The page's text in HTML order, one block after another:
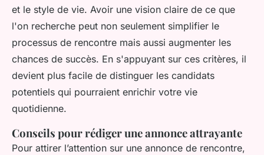
et le style de vie. Avoir une vision claire de ce que
l'on recherche peut non seulement simplifier le
processus de rencontre mais aussi augmenter les
chances de succès. En s'appuyant sur ces critères, il
devient plus facile de distinguer les candidats
potentiels qui pourraient enrichir votre vie
quotidienne.
Conseils pour rédiger une annonce attrayante
Pour attirer l’attention sur une annonce de rencontre,